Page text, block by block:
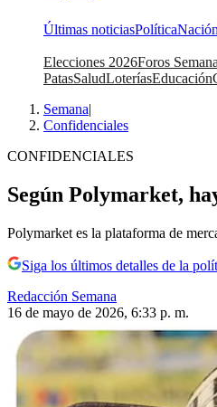
Últimas noticiasPolíticaNación
Elecciones 2026Foros Semana
PatasSaludLoteríasEducación
Semana|
Confidenciales
CONFIDENCIALES
Según Polymarket,
Polymarket es la plataforma de
Siga los últimos detalles de la
Redacción Semana
16 de mayo de 2026, 6:33 p. m.